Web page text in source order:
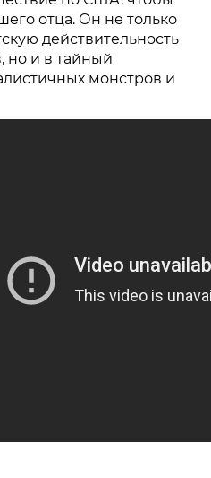
отца. Он не только
действительность
но и в тайный
монстров и